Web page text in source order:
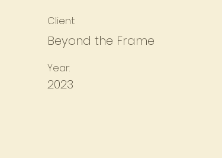
Client:
Beyond the Frame
Year:
2023